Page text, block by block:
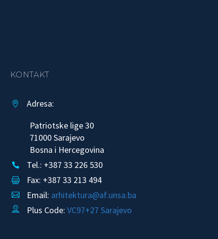
KONTAKT


Adresa:
Patriotske lige 30
71000 Sarajevo
Bosna i Hercegovina

 Tel.: +387 33 226 530

 Fax: +387 33 213 494

 Email: arhitektura@af.unsa.ba

 Plus Code: VC97+27 Sarajevo